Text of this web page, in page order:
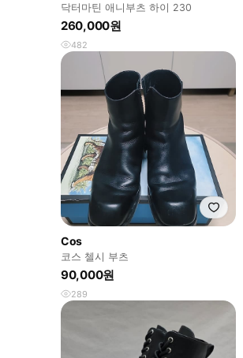
닥터마틴 애니부츠 하이 230
260,000원
482
Cos
코스 첼시 부츠
90,000원
289